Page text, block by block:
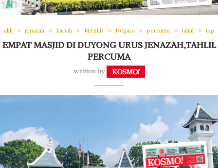
ahli jenazah kariah MASJID Negara percuma tahlil top
EMPAT MASJID DI DUYONG URUS JENAZAH,TAHLIL
PERCUMA
written by